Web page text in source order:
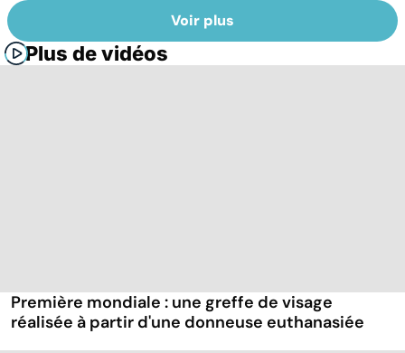
Voir plus
Plus de vidéos
Première mondiale : une greffe de visage
réalisée à partir d'une donneuse euthanasiée